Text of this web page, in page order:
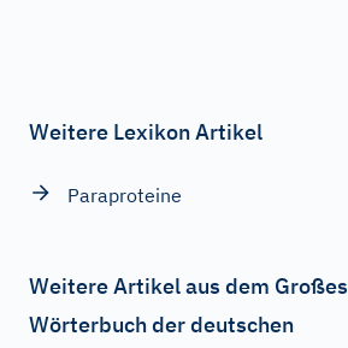
Weitere Lexikon Artikel
Paraproteine
Weitere Artikel aus dem Großes
Wörterbuch der deutschen